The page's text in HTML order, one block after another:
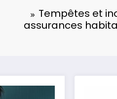
Tempêtes et
assurances